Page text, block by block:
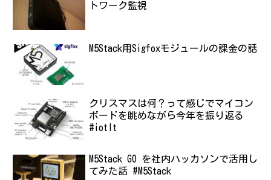
トワーク監視
M5Stack用Sigfoxモジュールの課金の話
クリスマスは何？って感じでマイコン
ボードを眺めながら今年を振り返る
#iotlt
M5Stack GO を社内ハッカソンで活用し
てみた話 #M5Stack